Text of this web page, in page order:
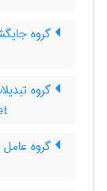
گروه
گروه
گروه